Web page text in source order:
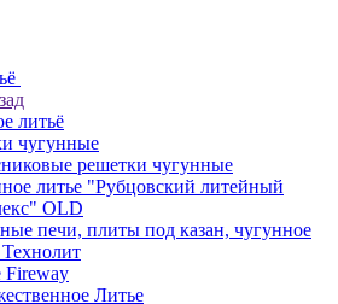
литьё
чугунные
решетки чугунные
литье "Рубцовский литейный
OLD
печи, плиты под казан, чугунное
Технолит
Fireway
Литье